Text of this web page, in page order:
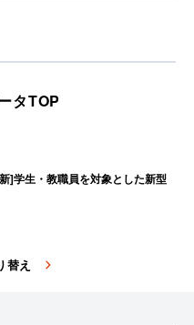
る
タTOP
]学生・教職員を対象とした新型
替え